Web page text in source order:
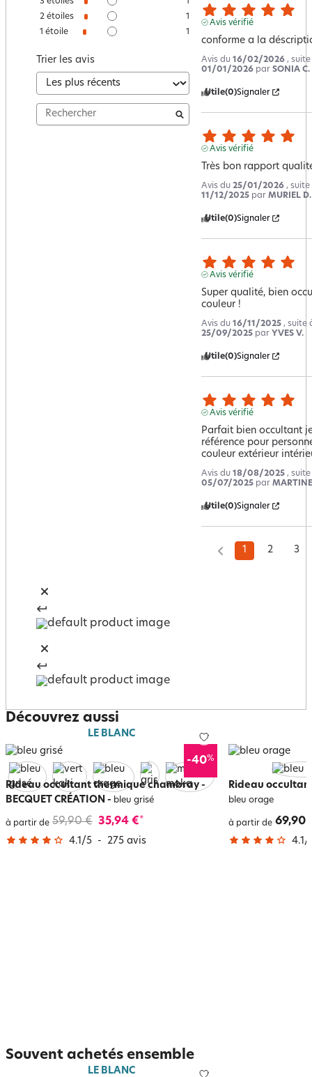
2 étoiles
1
1 étoile 1
Trier les avis
Avis vérifié
conforme a la
Avis du 16/02/2026 ,
01/01/2026 par SONIA C.
Utile(0)Signaler
Avis vérifié
Très bon rapport
Avis du 25/01/2026 , suite
11/12/2025 par MURIEL D.
Utile(0)Signaler
Avis vérifié
Super qualité, bien
couleur !
Avis du 16/11/2025 , suite
25/09/2025 par YVES V.
Utile(0)Signaler
Avis vérifié
Parfait bien occultant
référence pour
couleur extérieur
Avis du 18/08/2025 ,
05/07/2025 par
Utile(0)Signaler
1 2 3
Découvrez aussi
LE BLANC
-40%
Rideau occultant thermique chambray -
BECQUET CRÉATION - bleu grisé
à partir de 59,90 € 35,94 €*
4.1 /5 - 275 avis
Rideau
bleu orage
à partir de 69,90
4.1 /
Souvent achetés ensemble
LE BLANC